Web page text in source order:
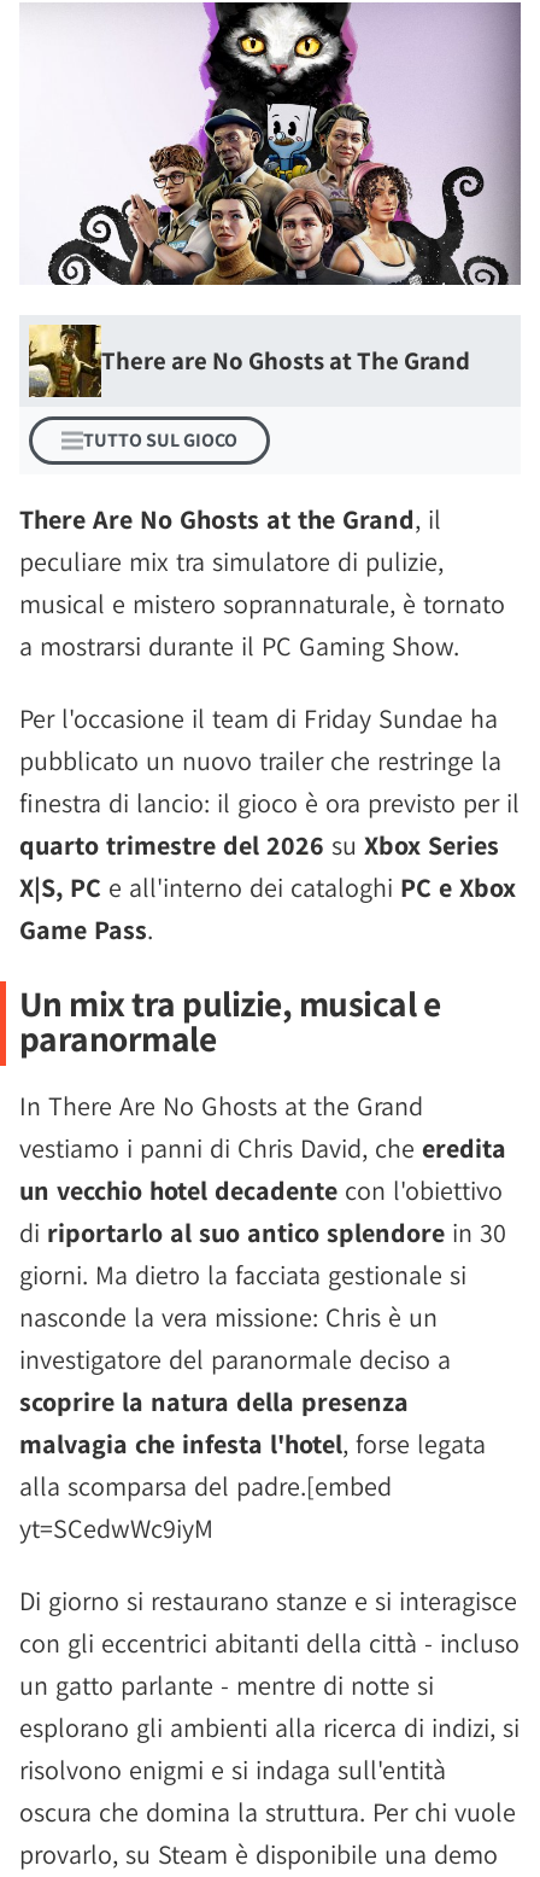
There are No Ghosts at The Grand
TUTTO SUL GIOCO
There Are No Ghosts at the Grand, il
peculiare mix tra simulatore di pulizie,
musical e mistero soprannaturale, è tornato
a mostrarsi durante il PC Gaming Show.
Per l'occasione il team di Friday Sundae ha
pubblicato un nuovo trailer che restringe la
finestra di lancio: il gioco è ora previsto per il
quarto trimestre del 2026 su Xbox Series
X|S, PC e all'interno dei cataloghi PC e Xbox
Game Pass.
Un mix tra pulizie, musical e
paranormale
In There Are No Ghosts at the Grand
vestiamo i panni di Chris David, che eredita
un vecchio hotel decadente con l'obiettivo
di riportarlo al suo antico splendore in 30
giorni. Ma dietro la facciata gestionale si
nasconde la vera missione: Chris è un
investigatore del paranormale deciso a
scoprire la natura della presenza
malvagia che infesta l'hotel, forse legata
alla scomparsa del padre.[embed
yt=SCedwWc9iyM
Di giorno si restaurano stanze e si interagisce
con gli eccentrici abitanti della città - incluso
un gatto parlante - mentre di notte si
esplorano gli ambienti alla ricerca di indizi, si
risolvono enigmi e si indaga sull'entità
oscura che domina la struttura. Per chi vuole
provarlo, su Steam è disponibile una demo